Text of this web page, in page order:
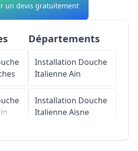
un devis gratuitement
Départements
Installation Douche
ItalienneAin
Installation Douche
ItalienneAisne
Installation Douche